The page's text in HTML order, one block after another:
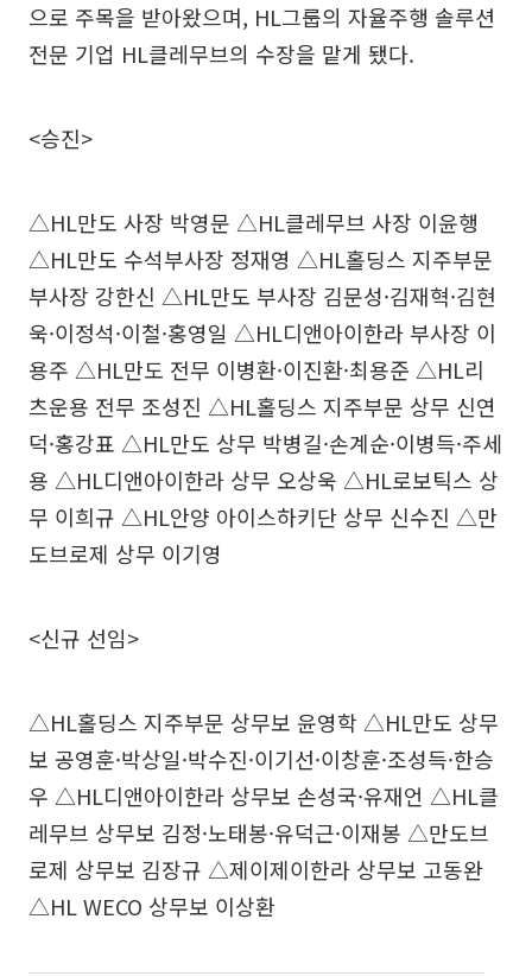
으로 주목을 받아왔으며, HL그룹의 자율주행 솔루션
전문 기업 HL클레무브의 수장을 맡게 됐다.
<승진>
△HL만도 사장 박영문 △HL클레무브 사장 이윤행
△HL만도 수석부사장 정재영 △HL홀딩스 지주부문
부사장 강한신 △HL만도 부사장 김문성·김재혁·김현
욱·이정석·이철·홍영일 △HL디앤아이한라 부사장 이
용주 △HL만도 전무 이병환·이진환·최용준 △HL리
츠운용 전무 조성진 △HL홀딩스 지주부문 상무 신연
덕·홍강표 △HL만도 상무 박병길·손계순·이병득·주세
용 △HL디앤아이한라 상무 오상욱 △HL로보틱스 상
무 이희규 △HL안양 아이스하키단 상무 신수진 △만
도브로제 상무 이기영
<신규 선임>
△HL홀딩스 지주부문 상무보 윤영학 △HL만도 상무
보 공영훈·박상일·박수진·이기선·이창훈·조성득·한승
우 △HL디앤아이한라 상무보 손성국·유재언 △HL클
레무브 상무보 김정·노태봉·유덕근·이재봉 △만도브
로제 상무보 김장규 △제이제이한라 상무보 고동완
△HL WECO 상무보 이상환